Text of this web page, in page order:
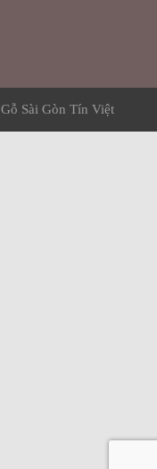
Gỗ Sài Gòn Tín Việt